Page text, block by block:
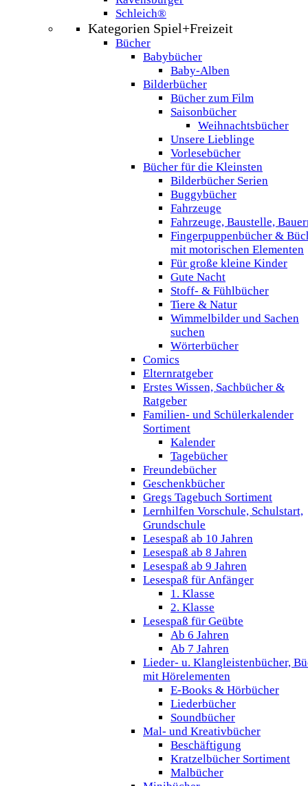
Schleich®
Kategorien Spiel+Freizeit
Bücher
Babybücher
Baby-Alben
Bilderbücher
Bücher zum Film
Saisonbücher
Weihnachtsbücher
Unsere Lieblinge
Vorlesebücher
Bücher für die Kleinsten
Bilderbücher Serien
Buggybücher
Fahrzeuge
Fahrzeuge, Baustelle,
Fingerpuppenbücher &
mit motorischen Elementen
Für große kleine Kinder
Gute Nacht
Stoff- & Fühlbücher
Tiere & Natur
Wimmelbilder und Sachen
suchen
Wörterbücher
Comics
Elternratgeber
Erstes Wissen, Sachbücher &
Ratgeber
Familien- und Schülerkalender
Sortiment
Kalender
Tagebücher
Freundebücher
Geschenkbücher
Gregs Tagebuch Sortiment
Lernhilfen Vorschule, Schulstart,
Grundschule
Lesespaß ab 10 Jahren
Lesespaß ab 8 Jahren
Lesespaß ab 9 Jahren
Lesespaß für Anfänger
1. Klasse
2. Klasse
Lesespaß für Geübte
Ab 6 Jahren
Ab 7 Jahren
Lieder- u. Klangleistenbücher,
mit Hörelementen
E-Books & Hörbücher
Liederbücher
Soundbücher
Mal- und Kreativbücher
Beschäftigung
Kratzelbücher Sortiment
Malbücher